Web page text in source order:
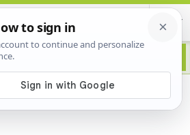
Advertisement